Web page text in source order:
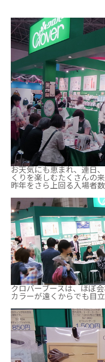
お天気にも恵まれ、連日
くりを楽しむたくさんの
昨年をさら上回る入場者
クロバーブースは、ほぼ
カラーが遠くからでも目立